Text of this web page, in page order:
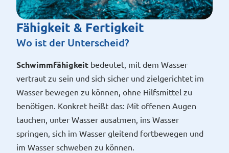
Fähigkeit & Fertigkeit
Wo ist der Unterscheid?
Schwimmfähigkeit bedeutet, mit dem Wasser
vertraut zu sein und sich sicher und zielgerichtet im
Wasser bewegen zu können, ohne Hilfsmittel zu
benötigen. Konkret heißt das: Mit offenen Augen
tauchen, unter Wasser ausatmen, ins Wasser
springen, sich im Wasser gleitend fortbewegen und
im Wasser schweben zu können.